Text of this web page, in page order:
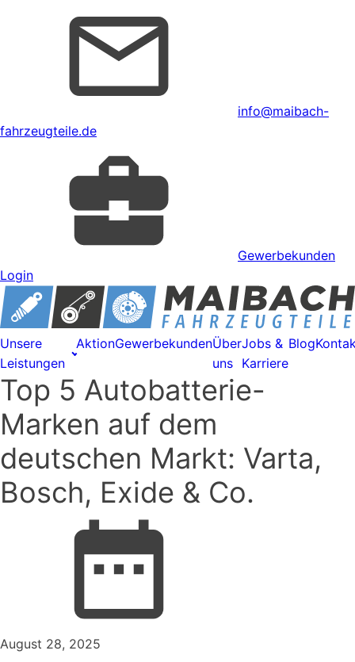
info@maibach-
fahrzeugteile.de
Gewerbekunden
Login
Unsere
Leistungen
AktionGewerbekundenÜber
uns
Jobs &
Karriere
Blog
Top 5 Autobatterie-
Marken auf dem
deutschen Markt: Varta,
Bosch, Exide & Co.
August 28, 2025